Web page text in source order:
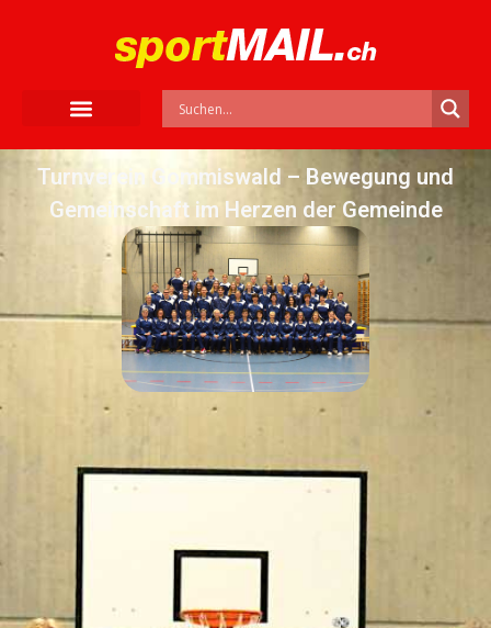
Turnverein Gommiswald – Bewegung und
Gemeinschaft im Herzen der Gemeinde